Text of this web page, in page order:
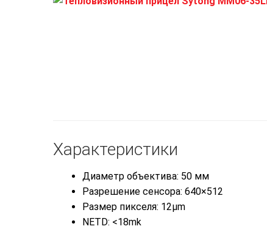
Характеристики
Диаметр объектива: 50 мм
Разрешение сенсора: 640×512
Размер пикселя: 12µm
NETD: <18mk